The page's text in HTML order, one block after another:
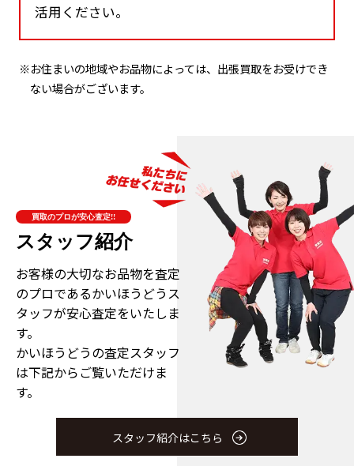
活用ください。
※お住まいの地域やお品物によっては、出張買取をお受けでき
ない場合がございます。
買取のプロが安心査定!!
スタッフ紹介
お客様の大切なお品物を査定
のプロであるかいほうどうス
タッフが安心査定をいたしま
す。
かいほうどうの査定スタッフ
は下記からご覧いただけま
す。
スタッフ紹介はこちら